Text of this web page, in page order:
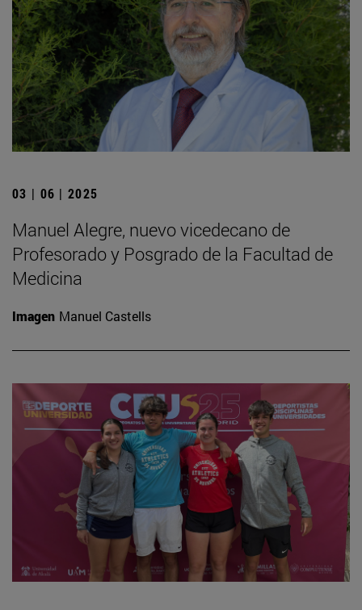
03 | 06 | 2025
Manuel Alegre, nuevo vicedecano de
Profesorado y Posgrado de la Facultad de
Medicina
Imagen Manuel Castells